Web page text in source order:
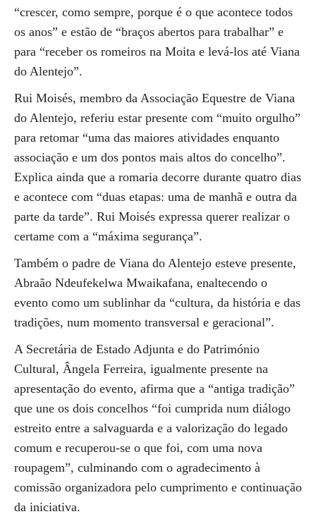
“crescer, como sempre, porque é o que acontece todos
os anos” e estão de “braços abertos para trabalhar” e
para “receber os romeiros na Moita e levá-los até Viana
do Alentejo”.
Rui Moisés, membro da Associação Equestre de Viana
do Alentejo, referiu estar presente com “muito orgulho”
para retomar “uma das maiores atividades enquanto
associação e um dos pontos mais altos do concelho”.
Explica ainda que a romaria decorre durante quatro dias
e acontece com “duas etapas: uma de manhã e outra da
parte da tarde”. Rui Moisés expressa querer realizar o
certame com a “máxima segurança”.
Também o padre de Viana do Alentejo esteve presente,
Abraão Ndeufekelwa Mwaikafana, enaltecendo o
evento como um sublinhar da “cultura, da história e das
tradições, num momento transversal e geracional”.
A Secretária de Estado Adjunta e do Património
Cultural, Ângela Ferreira, igualmente presente na
apresentação do evento, afirma que a “antiga tradição”
que une os dois concelhos “foi cumprida num diálogo
estreito entre a salvaguarda e a valorização do legado
comum e recuperou-se o que foi, com uma nova
roupagem”, culminando com o agradecimento à
comissão organizadora pelo cumprimento e continuação
da iniciativa.